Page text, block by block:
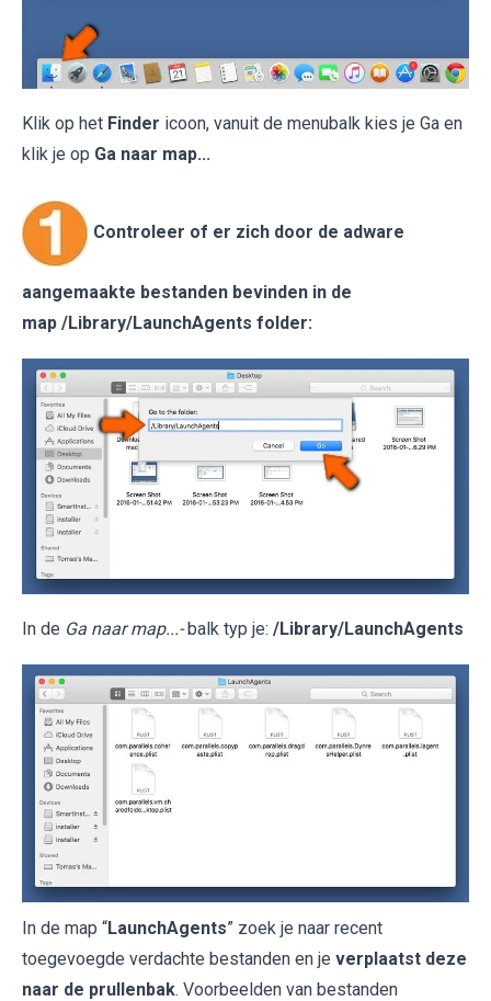
Klik op het Finder icoon, vanuit de menubalk kies je Ga en
klik je op Ga naar map...
Controleer of er zich door de adware
aangemaakte bestanden bevinden in de
map /Library/LaunchAgents folder:
In de Ga naar map...- balk typ je: /Library/LaunchAgents
In de map “LaunchAgents” zoek je naar recent
toegevoegde verdachte bestanden en je verplaatst deze
naar de prullenbak. Voorbeelden van bestanden